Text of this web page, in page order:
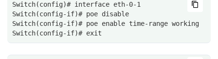
Switch(config)# interface eth-0-1
Switch(config-if)# poe disable
Switch(config-if)# poe enable time-range working
Switch(config-if)# exit